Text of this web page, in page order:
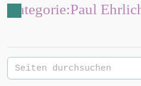
Kategorie:Paul